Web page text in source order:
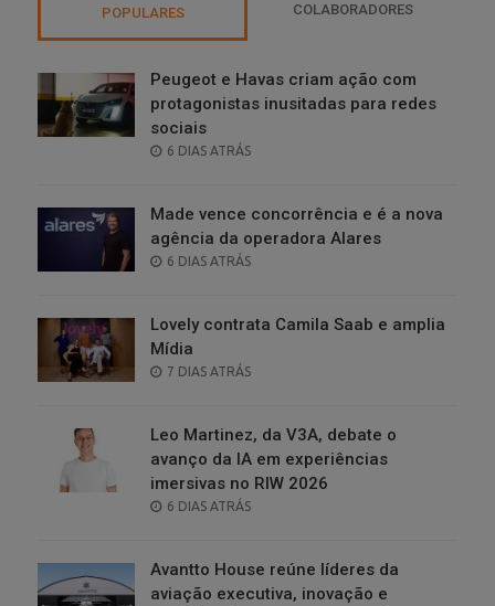
POPULARES COLABORADORES
Peugeot e Havas criam ação com
protagonistas inusitadas para redes
sociais
POSTED
6 DIAS ATRÁS
Made vence concorrência e é a nova
agência da operadora Alares
POSTED
6 DIAS ATRÁS
Lovely contrata Camila Saab e amplia
Mídia
POSTED
7 DIAS ATRÁS
Leo Martinez, da V3A, debate o
avanço da IA em experiências
imersivas no RIW 2026
POSTED
6 DIAS ATRÁS
Avantto House reúne líderes da
aviação executiva, inovação e